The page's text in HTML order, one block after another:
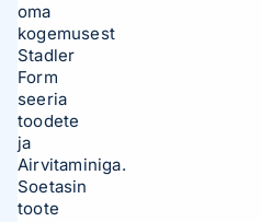
oma
kogemusest
Stadler
Form
seeria
toodete
ja
Airvitaminiga.
Soetasin
toote